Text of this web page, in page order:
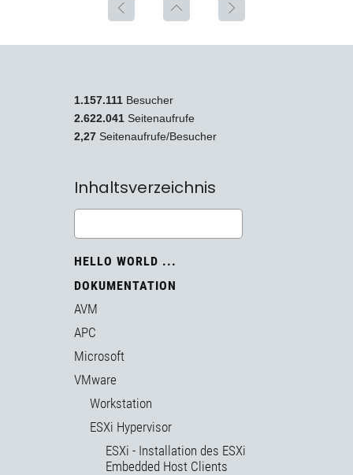
1.157.111 Besucher
2.622.041 Seitenaufrufe
2,27 Seitenaufrufe/Besucher
Inhaltsverzeichnis
HELLO WORLD ...
DOKUMENTATION
AVM
APC
Microsoft
VMware
Workstation
ESXi Hypervisor
ESXi - Installation des ESXi
Embedded Host Clients